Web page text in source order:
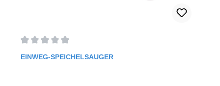
interdental poliert, was Zeit und Geld spart.Erhältlich in 3
EINWEG-SPEICHELSAUGER